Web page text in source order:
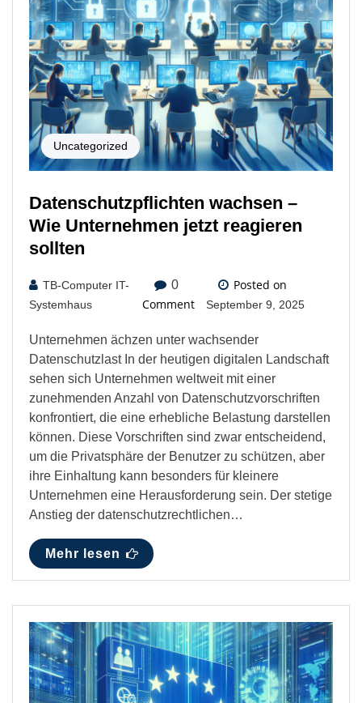
Uncategorized
Datenschutzpflichten wachsen –
Wie Unternehmen jetzt reagieren
sollten
TB-Computer IT-
Systemhaus
0
Comment
Posted on
September 9, 2025
Unternehmen ächzen unter wachsender
Datenschutzlast In der heutigen digitalen Landschaft
sehen sich Unternehmen weltweit mit einer
zunehmenden Anzahl von Datenschutzvorschriften
konfrontiert, die eine erhebliche Belastung darstellen
können. Diese Vorschriften sind zwar entscheidend,
um die Privatsphäre der Benutzer zu schützen, aber
ihre Einhaltung kann besonders für kleinere
Unternehmen eine Herausforderung sein. Der stetige
Anstieg der datenschutzrechtlichen…
Mehr lesen